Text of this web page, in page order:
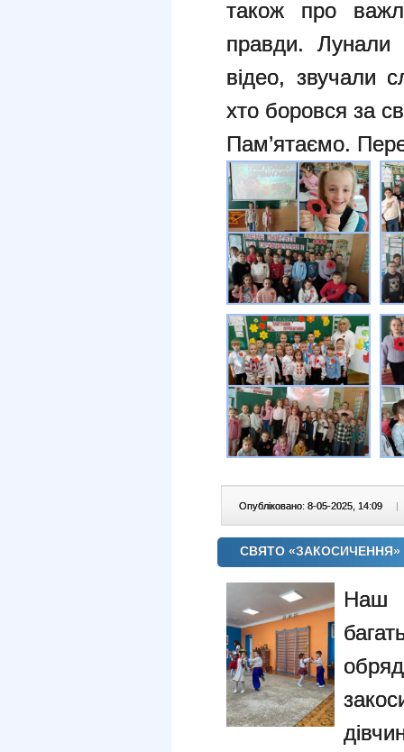
також про
правди. Лунали
відео, звучали
хто боровся за
Пам’ятаємо.
Опубліковано: 8-05-2025, 14:09 |
СВЯТО
Наш